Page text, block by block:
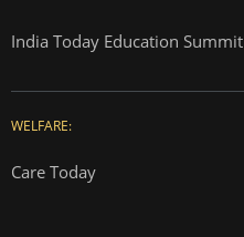
India Today Education Summit
WELFARE:
Care Today